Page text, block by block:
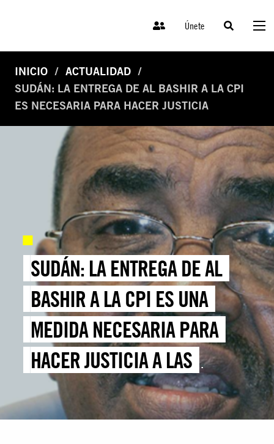
Únete
INICIO
ACTUALIDAD
SUDÁN: LA ENTREGA DE AL BASHIR A LA CPI
ES NECESARIA PARA HACER JUSTICIA
SUDÁN: LA ENTREGA DE AL
BASHIR A LA CPI ES UNA
MEDIDA NECESARIA PARA
HACER JUSTICIA A LAS
VÍCTIMAS